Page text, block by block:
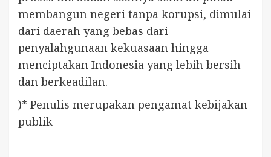
membangun negeri tanpa korupsi, dimulai
dari daerah yang bebas dari
penyalahgunaan kekuasaan hingga
menciptakan Indonesia yang lebih bersih
dan berkeadilan.
)* Penulis merupakan pengamat kebijakan
publik